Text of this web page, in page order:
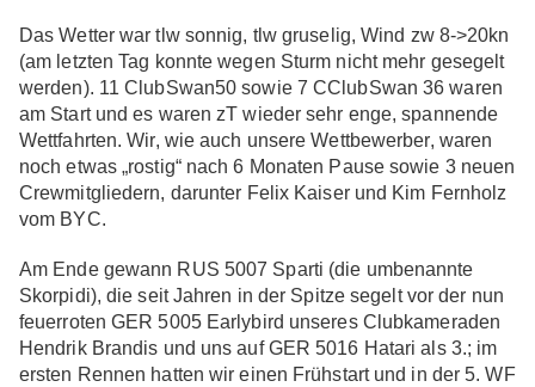
Das Wetter war tlw sonnig, tlw gruselig, Wind zw 8->20kn
(am letzten Tag konnte wegen Sturm nicht mehr gesegelt
werden). 11 ClubSwan50 sowie 7 CClubSwan 36 waren
am Start und es waren zT wieder sehr enge, spannende
Wettfahrten. Wir, wie auch unsere Wettbewerber, waren
noch etwas „rostig“ nach 6 Monaten Pause sowie 3 neuen
Crewmitgliedern, darunter Felix Kaiser und Kim Fernholz
vom BYC.
Am Ende gewann RUS 5007 Sparti (die umbenannte
Skorpidi), die seit Jahren in der Spitze segelt vor der nun
feuerroten GER 5005 Earlybird unseres Clubkameraden
Hendrik Brandis und uns auf GER 5016 Hatari als 3.; im
ersten Rennen hatten wir einen Frühstart und in der 5. WF